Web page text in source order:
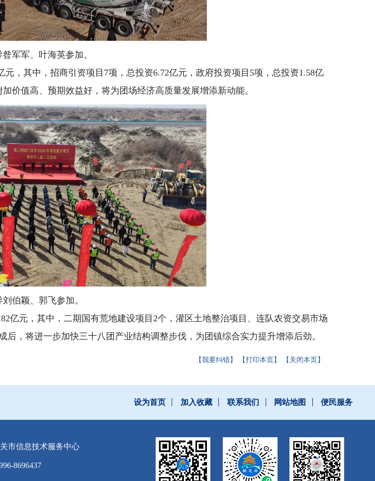
军军、叶海英参加。
，其中，招商引资项目7项，总投资6.72亿元，政府投资项目5项，总投资1.58亿
价值高、预期效益好，将为团场经济高质量发展增添新动能。
伯颖、郭飞参加。
亿元，其中，二期国有荒地建设项目2个，灌区土地整治项目、连队农资交易市场
，将进一步加快三十八团产业结构调整步伐，为团镇综合实力提升增添后劲。
【我要纠错】 【打印本页】 【关闭本页】
设为首页 加入收藏 联系我们 网站地图 便民服务
市信息技术服务中心
8696437